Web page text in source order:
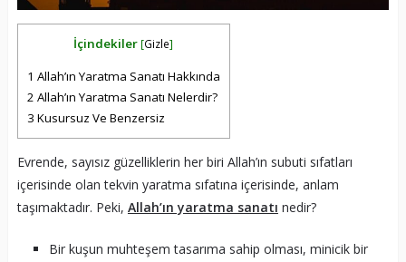
İçindekiler [Gizle]
1 Allah’ın Yaratma Sanatı Hakkında
2 Allah’ın Yaratma Sanatı Nelerdir?
3 Kusursuz Ve Benzersiz
Evrende, sayısız güzelliklerin her biri Allah’ın subuti sıfatları
içerisinde olan tekvin yaratma sıfatına içerisinde, anlam
taşımaktadır. Peki, Allah’ın yaratma sanatı nedir?
Bir kuşun muhteşem tasarıma sahip olması, minicik bir